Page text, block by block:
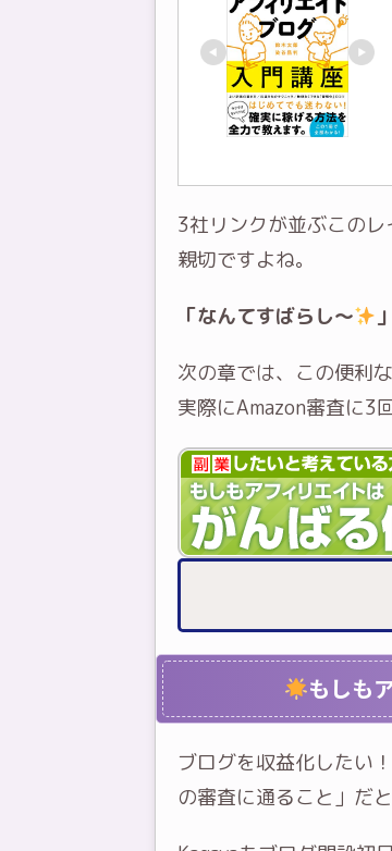
3社リンクが並ぶこの
親切ですよね。
「なんてすばらし～ 」
次の章では、この便利
実際にAmazon審査に3
もしも
ブログを収益化したい
の審査に通ること」だ